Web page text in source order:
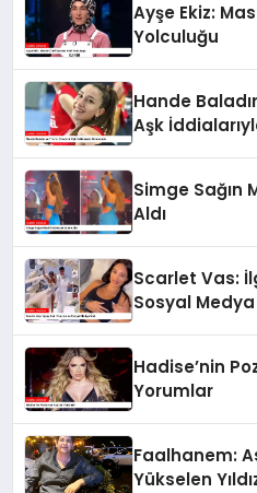
Ayşe Ekiz:
Yolculuğu
Hande
Aşk
Simge Sağın
Aldı
Scarlet Vas:
Sosyal Medya
Hadise’nin
Yorumlar
Faalhanem:
Yükselen